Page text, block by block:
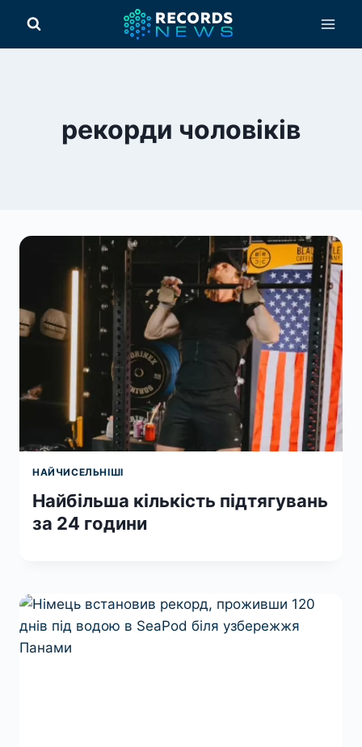
вмісту
рекорди чоловіків
НАЙЧИСЕЛЬНІШІ
Найбільша кількість підтягувань
за 24 години